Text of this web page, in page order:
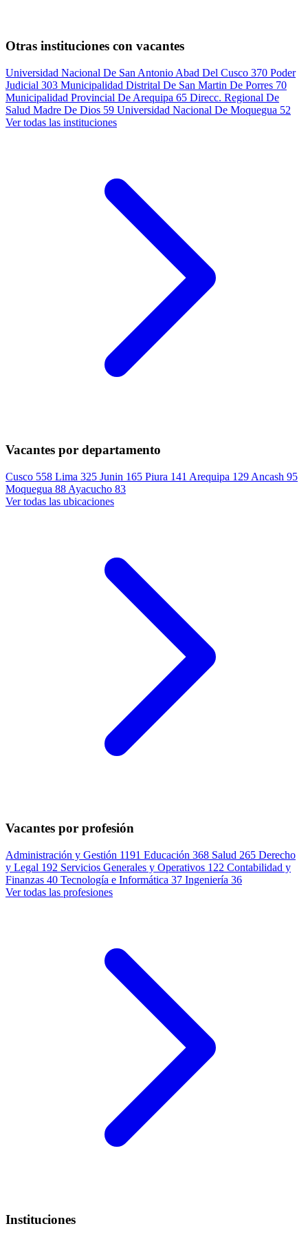
Otras instituciones con vacantes
Universidad Nacional De San Antonio Abad Del Cusco 370 Poder
Judicial 303 Municipalidad Distrital De San Martin De Porres 70
Municipalidad Provincial De Arequipa 65 Direcc. Regional De
Salud Madre De Dios 59 Universidad Nacional De Moquegua 52
Ver todas las instituciones
Vacantes por departamento
Cusco 558 Lima 325 Junin 165 Piura 141 Arequipa 129 Ancash 95
Moquegua 88 Ayacucho 83
Ver todas las ubicaciones
Vacantes por profesión
Administración y Gestión 1191 Educación 368 Salud 265 Derecho
y Legal 192 Servicios Generales y Operativos 122 Contabilidad y
Finanzas 40 Tecnología e Informática 37 Ingeniería 36
Ver todas las profesiones
Instituciones